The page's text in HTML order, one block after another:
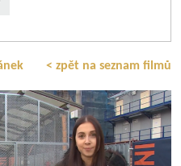
< zpět na seznam filmů